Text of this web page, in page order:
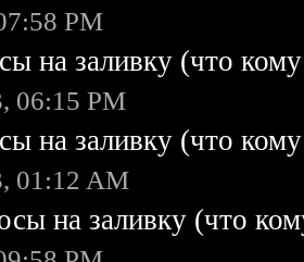
PM
на заливку (что
06:15 PM
на заливку (что
01:12 AM
на заливку (что